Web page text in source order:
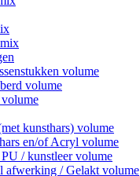
volume
volume
kunsthars) volume
en/of Acryl volume
/ kunstleer volume
afwerking / Gelakt volume